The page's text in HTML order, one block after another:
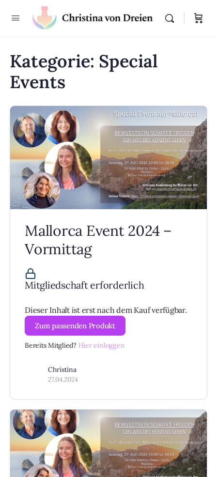
Kategorie: Special
Events
Mallorca Event 2024 –
Vormittag
Mitgliedschaft erforderlich
Dieser Inhalt ist erst nach dem Kauf verfügbar.
Zum passenden Produkt
Bereits Mitglied? Hier einloggen
Christina
27.04.2024